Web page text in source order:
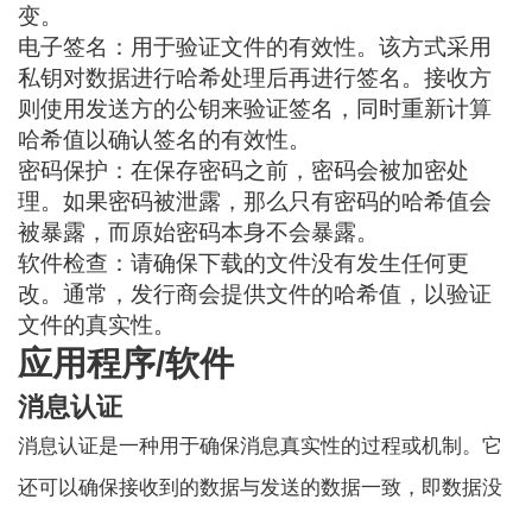
变。
电子签名：用于验证文件的有效性。该方式采用
私钥对数据进行哈希处理后再进行签名。接收方
则使用发送方的公钥来验证签名，同时重新计算
哈希值以确认签名的有效性。
密码保护：在保存密码之前，密码会被加密处
理。如果密码被泄露，那么只有密码的哈希值会
被暴露，而原始密码本身不会暴露。
软件检查：请确保下载的文件没有发生任何更
改。通常，发行商会提供文件的哈希值，以验证
文件的真实性。
应用程序/软件
消息认证
消息认证是一种用于确保消息真实性的过程或机制。它
还可以确保接收到的数据与发送的数据一致，即数据没